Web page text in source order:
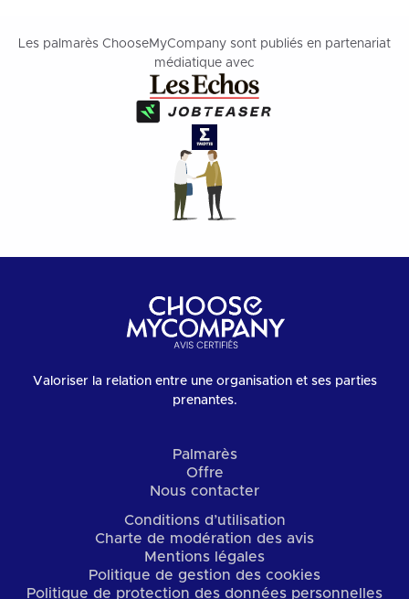
Les palmarès ChooseMyCompany sont publiés en partenariat
médiatique avec
Valoriser la relation entre une organisation et ses parties
prenantes.
Palmarès
Offre
Nous contacter
Conditions d’utilisation
Charte de modération des avis
Mentions légales
Politique de gestion des cookies
Politique de protection des données personnelles